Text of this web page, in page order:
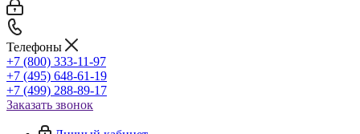
Телефоны
+7 (800) 333-11-97
+7 (495) 648-61-19
+7 (499) 288-89-17
Заказать звонок